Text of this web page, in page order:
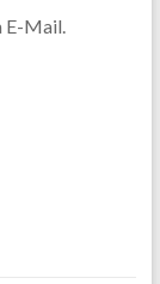
E-Mail.